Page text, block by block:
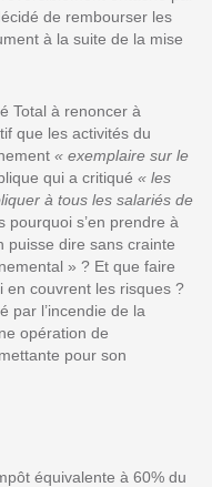
de rembourser les
à la suite de la mise
Total à renoncer à
que les activités du
« exemplaire sur le
qui a critiqué « les
à tous les salariés de
pourquoi s’en prendre à
puisse dire sans crainte
» ? Et que faire
en couvrent les risques ?
par l’incendie de la
opération de
pour son
équivalente à 60% du